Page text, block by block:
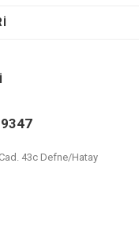
43c Defne/Hatay